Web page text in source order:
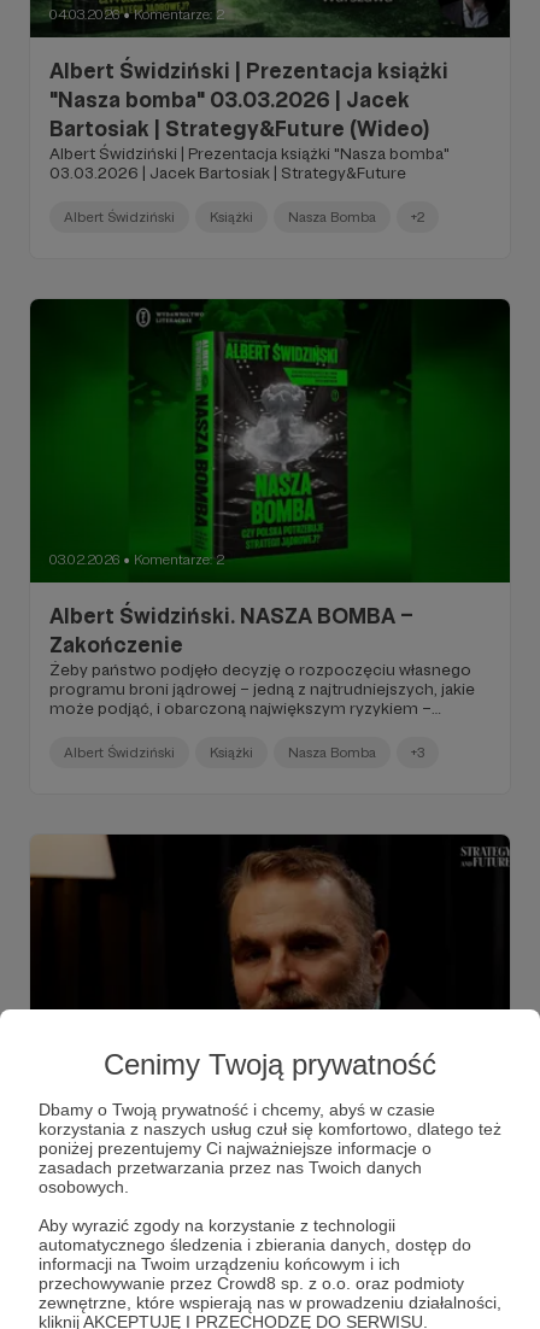
Cenimy Twoją prywatność
Dbamy o Twoją prywatność i chcemy, abyś w czasie
korzystania z naszych usług czuł się komfortowo, dlatego też
poniżej prezentujemy Ci najważniejsze informacje o
zasadach przetwarzania przez nas Twoich danych
osobowych.
Aby wyrazić zgody na korzystanie z technologii
automatycznego śledzenia i zbierania danych, dostęp do
informacji na Twoim urządzeniu końcowym i ich
przechowywanie przez Crowd8 sp. z o.o. oraz podmioty
zewnętrzne, które wspierają nas w prowadzeniu działalności,
kliknij AKCEPTUJĘ I PRZECHODZĘ DO SERWISU.
04.03.2026 ● Komentarze: 2
Albert Świdziński | Prezentacja książki
"Nasza bomba" 03.03.2026 | Jacek
Bartosiak | Strategy&Future (Wideo)
Albert Świdziński | Prezentacja książki "Nasza bomba"
03.03.2026 | Jacek Bartosiak | Strategy&Future
Albert Świdziński Książki Nasza Bomba +2
03.02.2026 ● Komentarze: 2
Albert Świdziński. NASZA BOMBA –
Zakończenie
Żeby państwo podjęło decyzję o rozpoczęciu własnego
programu broni jądrowej – jedną z najtrudniejszych, jakie
może podjąć, i obarczoną największym ryzykiem –
tego kroku między kluczowymi graczami (czyli tymi,
których ewentualne weto uniemożliwiłoby realizację
Albert Świdziński Książki Nasza Bomba +3
Podsumowanie tygodnia w
Strategy&Future
chaosu? Podsumowanie tygodnia w Strategy&Future
Jacek Bartosiak Albert Świdziński Marek Budzisz
+5